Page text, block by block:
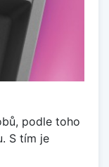
podle toho
S tím je